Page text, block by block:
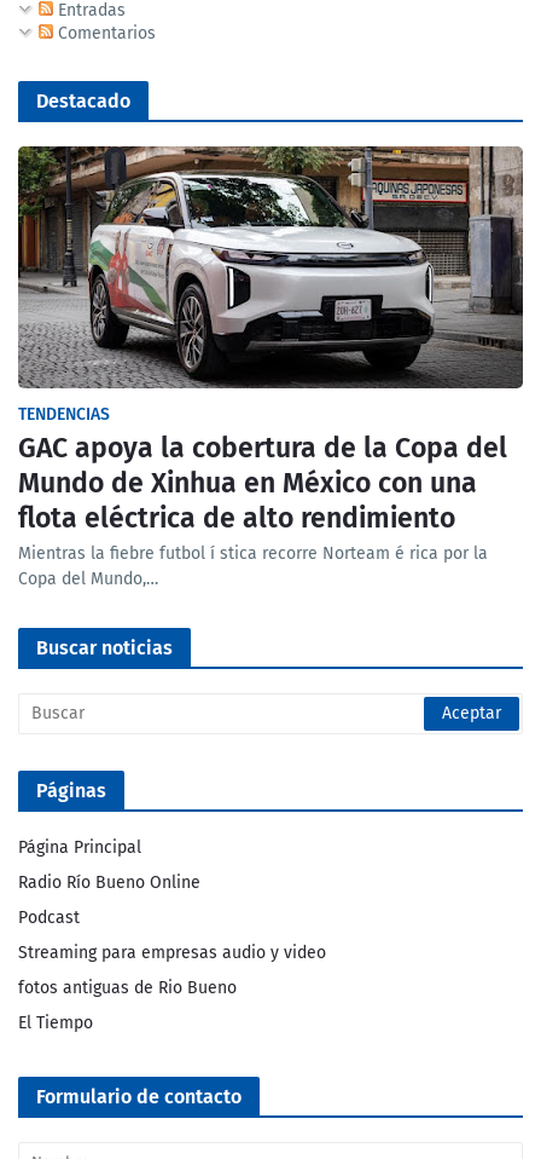
Entradas
Comentarios
Destacado
TENDENCIAS
GAC apoya la cobertura de la Copa del
Mundo de Xinhua en México con una
flota eléctrica de alto rendimiento
Mientras la fiebre futbol í stica recorre Norteam é rica por la
Copa del Mundo,…
Buscar noticias
Páginas
Página Principal
Radio Río Bueno Online
Podcast
Streaming para empresas audio y video
fotos antiguas de Rio Bueno
El Tiempo
Formulario de contacto